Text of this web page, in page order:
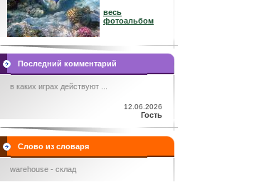
весь
фотоальбом
Последний комментарий
в каких играх действуют ...
12.06.2026
Гость
Слово из словаря
warehouse - склад